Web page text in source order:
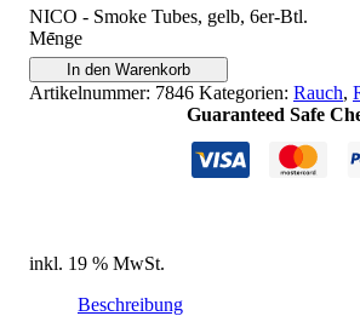
-
NICO - Smoke Tubes, gelb, 6er-Btl.
Menge
In den Warenkorb
Artikelnummer: 7846 Kategorien: Rauch,
Guaranteed Safe
inkl. 19 % MwSt.
Beschreibung